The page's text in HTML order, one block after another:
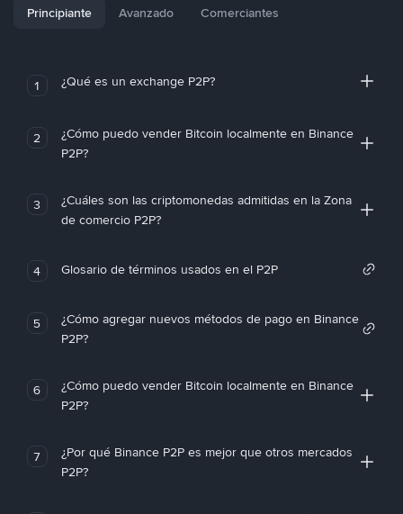
Principiante Avanzado Comerciantes
1 ¿Qué es un exchange P2P?
2
¿Cómo puedo vender Bitcoin localmente en Binance
P2P?
3
¿Cuáles son las criptomonedas admitidas en la Zona
de comercio P2P?
4 Glosario de términos usados en el P2P
5
¿Cómo agregar nuevos métodos de pago en Binance
P2P?
6
¿Cómo puedo vender Bitcoin localmente en Binance
P2P?
7
¿Por qué Binance P2P es mejor que otros mercados
P2P?